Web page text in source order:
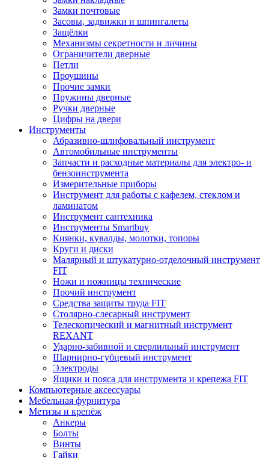
Замки почтовые
Засовы, задвижки и шпингалеты
Защёлки
Механизмы секретности и личины
Ограничители дверные
Петли
Проушины
Прочие замки
Пружины дверные
Ручки дверные
Цифры на двери
Инструменты
Абразивно-шлифовальный инструмент
Автомобильные инструменты
Запчасти и расходные материалы для электро- и
бензоинструмента
Измерительные приборы
Инструмент для работы с кафелем, стеклом и
ламинатом
Инструмент сантехника
Инструменты Smartbuy
Киянки, кувалды, молотки, топоры
Круги и диски
Малярный и штукатурно-отделочный инструмент
FIT
Ножи и ножницы технические
Прочий инструмент
Средства защиты труда FIT
Столярно-слесарный инструмент
Телескопический и магнитный инструмент
REXANT
Ударно-забивной и сверлильный инструмент
Шарнирно-губцевый инструмент
Электроды
Ящики и пояса для инструмента и крепежа FIT
Компьютерные аксессуары
Мебельная фурнитура
Метизы и крепёж
Анкеры
Болты
Винты
Гайки